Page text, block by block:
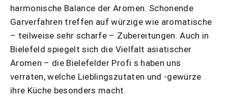
harmonische Balance der Aromen. Schonende
Garverfahren treffen auf würzige wie aromatische
– teilweise sehr scharfe – Zubereitungen. Auch in
Bielefeld spiegelt sich die Vielfalt asiatischer
Aromen – die Bielefelder Profi s haben uns
verraten, welche Lieblingszutaten und -gewürze
ihre Küche besonders macht.